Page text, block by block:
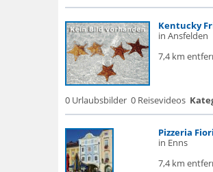
Kentucky
in Ansfelden
7,4 km
0 Urlaubsbilder 0 Reisevideos
Pizzeria Fiori
in Enns
7,4 km